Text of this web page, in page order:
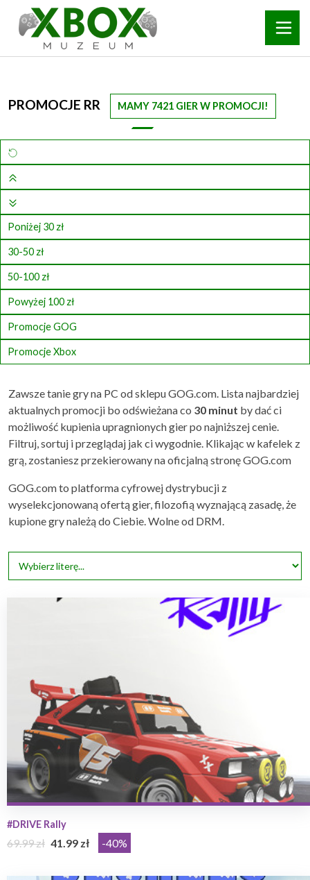
PROMOCJE RR MAMY 7421 GIER W PROMOCJI!
Poniżej 30 zł
30-50 zł
50-100 zł
Powyżej 100 zł
Promocje GOG
Promocje Xbox
Zawsze tanie gry na PC od sklepu GOG.com. Lista najbardziej
aktualnych promocji bo odświeżana co 30 minut by dać ci
możliwość kupienia upragnionych gier po najniższej cenie.
Filtruj, sortuj i przeglądaj jak ci wygodnie. Klikając w kafelek z
grą, zostaniesz przekierowany na oficjalną stronę GOG.com
GOG.com to platforma cyfrowej dystrybucji z
wyselekcjonowaną ofertą gier, filozofią wyznającą zasadę, że
kupione gry należą do Ciebie. Wolne od DRM.
#DRIVE Rally
69.99 zł 41.99 zł -40%